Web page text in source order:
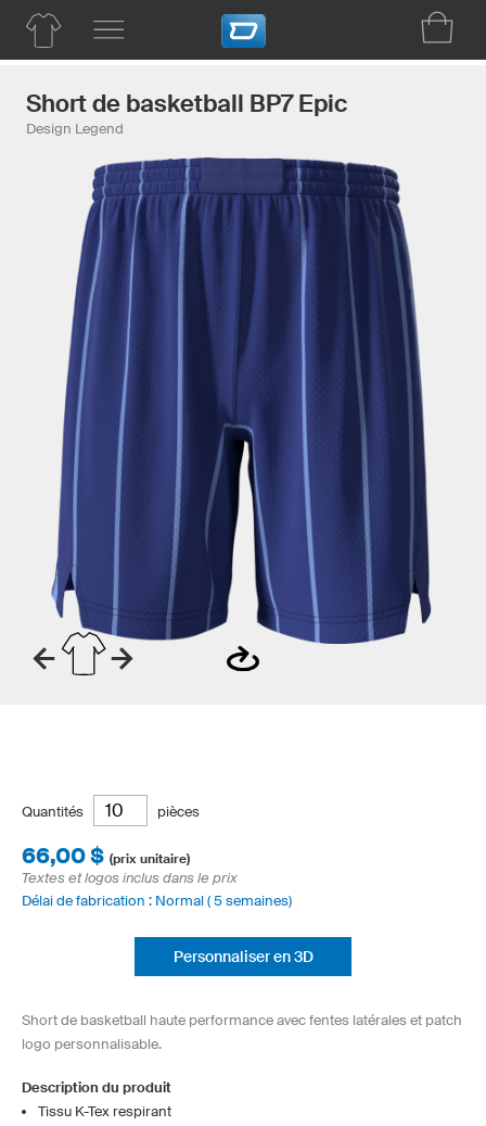
Short de basketball BP7 Epic
Design Legend
Quantités pièces
66,00 $ (prix unitaire)
Textes et logos inclus dans le prix
Délai de fabrication : Normal ( 5 semaines)
Personnaliser en 3D
Short de basketball haute performance avec fentes latérales et patch
logo personnalisable.
Description du produit
Tissu K-Tex respirant